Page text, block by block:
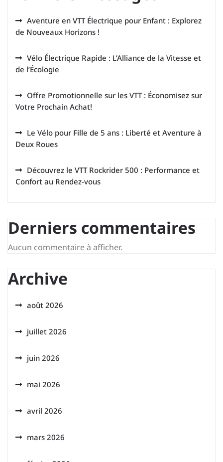
Aventure en VTT Électrique pour Enfant : Explorez
de Nouveaux Horizons !
Vélo Électrique Rapide : L’Alliance de la Vitesse et
de l’Écologie
Offre Promotionnelle sur les VTT : Économisez sur
Votre Prochain Achat!
Le Vélo pour Fille de 5 ans : Liberté et Aventure à
Deux Roues
Découvrez le VTT Rockrider 500 : Performance et
Confort au Rendez-vous
Derniers commentaires
Aucun commentaire à afficher.
Archive
août 2026
juillet 2026
juin 2026
mai 2026
avril 2026
mars 2026